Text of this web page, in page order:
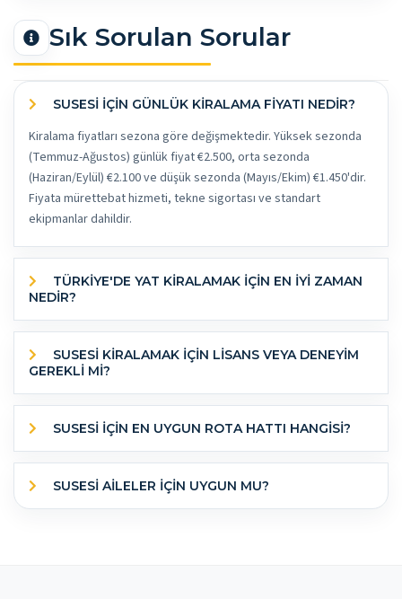
Sık Sorulan Sorular
SUSESI İÇİN GÜNLÜK KİRALAMA FİYATI NEDİR?
Kiralama fiyatları sezona göre değişmektedir. Yüksek sezonda
(Temmuz-Ağustos) günlük fiyat €2.500, orta sezonda
(Haziran/Eylül) €2.100 ve düşük sezonda (Mayıs/Ekim) €1.450'dir.
Fiyata mürettebat hizmeti, tekne sigortası ve standart
ekipmanlar dahildir.
NEDİR?
GEREKLİ Mİ?
SUSESI IÇIN EN UYGUN ROTA HATTI HANGISI?
SUSESI AILELER IÇIN UYGUN MU?